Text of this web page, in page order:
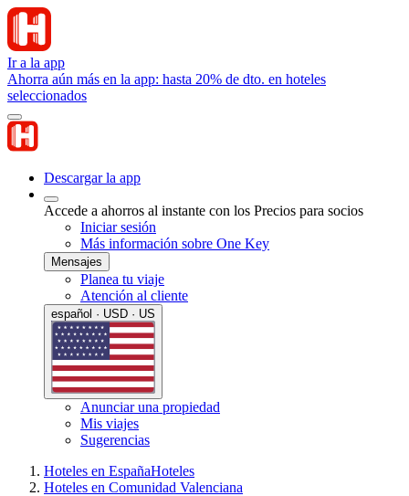
Ir a la app
Ahorra aún más en la app: hasta 20% de dto. en hoteles
seleccionados
Descargar la app
Accede a ahorros al instante con los Precios para socios
Iniciar sesión
Más información sobre One Key
Mensajes
Planea tu viaje
Atención al cliente
español · USD · US
Anunciar una propiedad
Mis viajes
Sugerencias
Hoteles en EspañaHoteles
Hoteles en Comunidad Valenciana